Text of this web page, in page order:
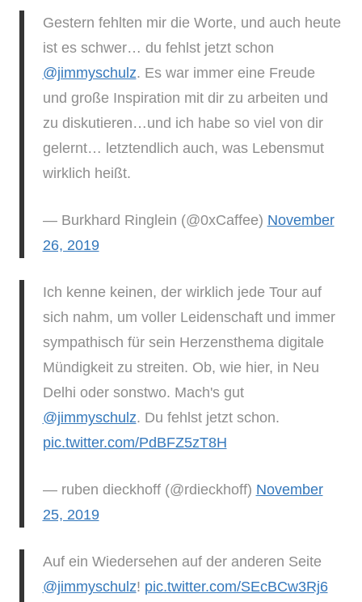
Gestern fehlten mir die Worte, und auch heute
ist es schwer… du fehlst jetzt schon
@jimmyschulz. Es war immer eine Freude
und große Inspiration mit dir zu arbeiten und
zu diskutieren…und ich habe so viel von dir
gelernt… letztendlich auch, was Lebensmut
wirklich heißt.
— Burkhard Ringlein (@0xCaffee) November
26, 2019
Ich kenne keinen, der wirklich jede Tour auf
sich nahm, um voller Leidenschaft und immer
sympathisch für sein Herzensthema digitale
Mündigkeit zu streiten. Ob, wie hier, in Neu
Delhi oder sonstwo. Mach's gut
@jimmyschulz. Du fehlst jetzt schon.
pic.twitter.com/PdBFZ5zT8H
— ruben dieckhoff (@rdieckhoff) November
25, 2019
Auf ein Wiedersehen auf der anderen Seite
@jimmyschulz! pic.twitter.com/SEcBCw3Rj6